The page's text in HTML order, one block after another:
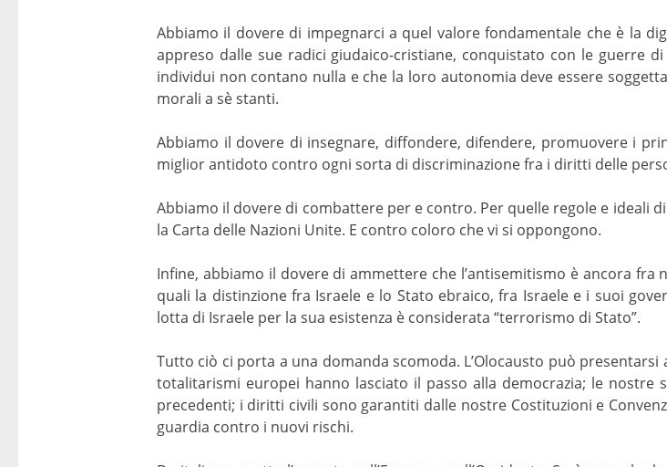
Abbiamo il dovere di impegnarci a quel valore fondamentale che è la
appreso dalle sue radici giudaico-cristiane, conquistato con le guerre
individui non contano nulla e che la loro autonomia deve essere
morali a sè stanti.
Abbiamo il dovere di insegnare, diffondere, difendere, promuovere i
miglior antidoto contro ogni sorta di discriminazione fra i diritti delle
Abbiamo il dovere di combattere per e contro. Per quelle regole e ideali
la Carta delle Nazioni Unite. E contro coloro che vi si oppongono.
Infine, abbiamo il dovere di ammettere che l’antisemitismo è ancora
quali la distinzione fra Israele e lo Stato ebraico, fra Israele e i suoi
lotta di Israele per la sua esistenza è considerata “terrorismo di Stato”.
Tutto ciò ci porta a una domanda scomoda. L’Olocausto può
totalitarismi europei hanno lasciato il passo alla democrazia; le
precedenti; i diritti civili sono garantiti dalle nostre Costituzioni e
guardia contro i nuovi rischi.